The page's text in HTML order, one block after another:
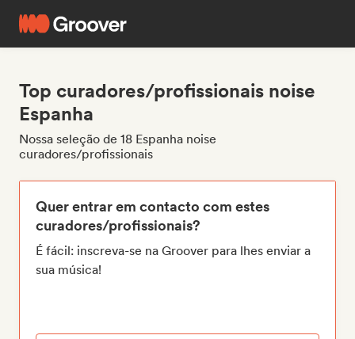
Top curadores/profissionais noise
Espanha
Nossa seleção de 18 Espanha noise
curadores/profissionais
Quer entrar em contacto com estes
curadores/profissionais?
É fácil: inscreva-se na Groover para lhes enviar a
sua música!